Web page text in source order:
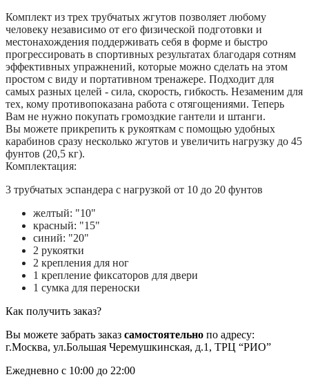
Комплект из трех трубчатых жгутов позволяет любому
человеку независимо от его физической подготовки и
местонахождения поддерживать себя в форме и быстро
прогрессировать в спортивных результатах благодаря сотням
эффективных упражнений, которые можно сделать на этом
простом с виду и портативном тренажере. Подходит для
самых разных целей - сила, скорость, гибкость. Незаменим для
тех, кому противопоказана работа с отягощениями. Теперь
Вам не нужно покупать громоздкие гантели и штанги.
Вы можете прикрепить к рукояткам с помощью удобных
карабинов сразу несколько жгутов и увеличить нагрузку до 45
фунтов (20,5 кг).
Комплектация:
3 трубчатых эспандера с нагрузкой от 10 до 20 фунтов
желтый: "10"
красный: "15"
синий: "20"
2 рукоятки
2 крепления для ног
1 крепление фиксаторов для двери
1 сумка для переноски
Как получить заказ?
Вы можете забрать заказ самостоятельно по адресу:
г.Москва, ул.Большая Черемушкинская, д.1, ТРЦ “РИО”
Ежедневно с 10:00 до 22:00